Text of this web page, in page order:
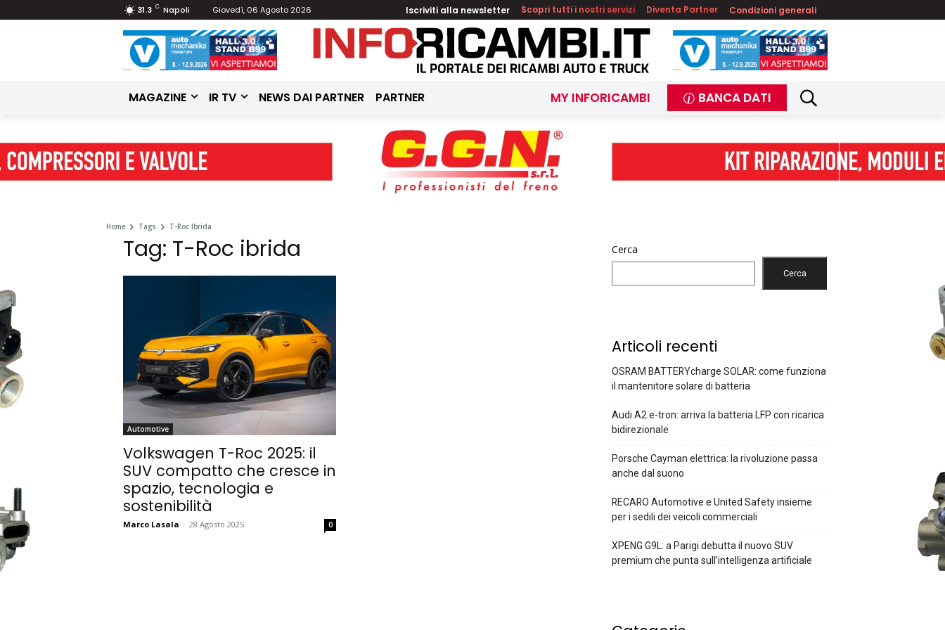
31.3 C Napoli Giovedì, 06 Agosto 2026 Iscriviti alla newsletter Scopri tutti i nostri servizi Diventa Partner Condizioni generali
MAGAZINE IR TV NEWS DAI PARTNER PARTNER MY INFORICAMBI BANCA DATI
Home Tags T-Roc Ibrida
Tag: T-Roc ibrida
Automotive
Volkswagen T-Roc 2025: il
SUV compatto che cresce in
spazio, tecnologia e
sostenibilità
Marco Lasala - 28 Agosto 2025 0
Cerca
Cerca
Articoli recenti
OSRAM BATTERYcharge SOLAR: come funziona
il mantenitore solare di batteria
Audi A2 e-tron: arriva la batteria LFP con ricarica
bidirezionale
Porsche Cayman elettrica: la rivoluzione passa
anche dal suono
RECARO Automotive e United Safety insieme
per i sedili dei veicoli commerciali
XPENG G9L: a Parigi debutta il nuovo SUV
premium che punta sull’intelligenza artificiale